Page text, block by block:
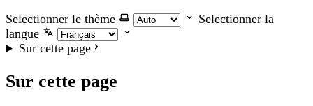
Selectionner le thème
Selectionner la
langue
Sur cette page
Sur cette page